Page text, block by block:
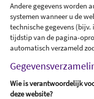
Andere gegevens worden
systemen wanneer u de
technische gegevens
tijdstip van de pagina-
automatisch verzameld
Wie is verantwoordelijk
deze website?